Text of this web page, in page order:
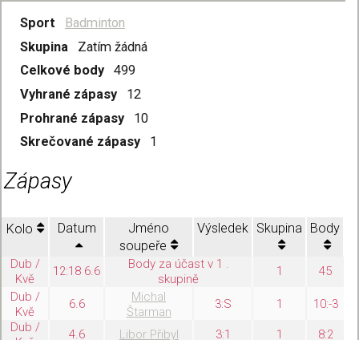
Sport
Badminton
Skupina
Zatím žádná
Celkové body
499
Vyhrané zápasy
12
Prohrané zápasy
10
Skrečované zápasy
1
Zápasy
Kolo Datum
Jméno
soupeře
Výsledek Skupina Body
Dub /
Kvě
12:18 6.6
Body za účast v 1 .
skupině
1
45
Dub /
Kvě
6.6
Michal
Štarman
3:S 1
10:-3
Dub /
4.6 Libor Přibyl 3:1 1
8:2